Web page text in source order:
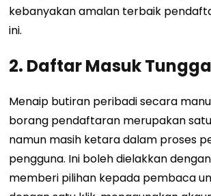
kebanyakan amalan terbaik
ini.
2. Daftar Masuk
Menaip butiran peribadi secara
borang pendaftaran merupakan
namun masih ketara dalam proses
pengguna. Ini boleh dielakkan
memberi pilihan kepada pembaca